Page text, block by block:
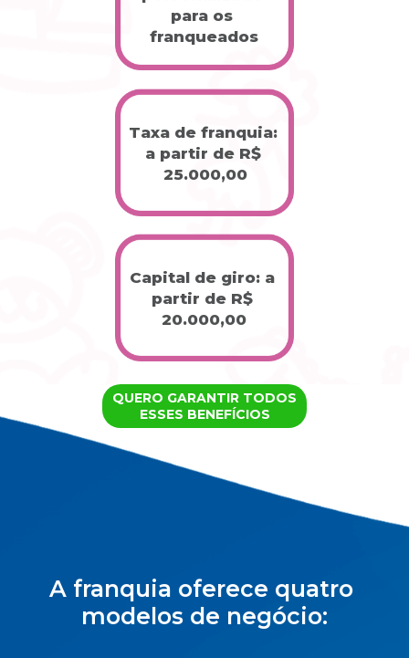
para os
franqueados
Taxa de franquia:
a partir de R$
25.000,00
Capital de giro: a
partir de R$
20.000,00
QUERO GARANTIR TODOS
ESSES BENEFÍCIOS
A franquia oferece quatro
modelos de negócio: